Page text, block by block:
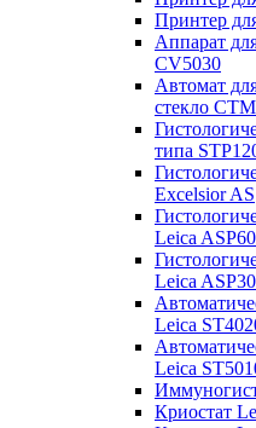
Принтер
Аппарат
CV5030
Автомат
стекло
типа
Excelsior AS
Leica
Leica
Leica
Leica
Криостат